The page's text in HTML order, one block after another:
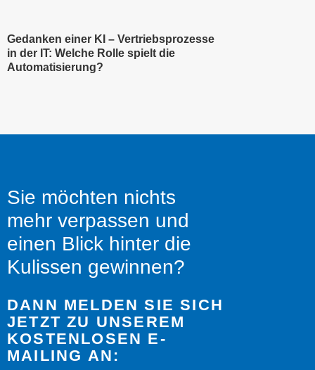
Gedanken einer KI – Vertriebsprozesse
in der IT: Welche Rolle spielt die
Automatisierung?
Sie möchten nichts
mehr verpassen und
einen Blick hinter die
Kulissen gewinnen?
DANN MELDEN SIE SICH
JETZT ZU UNSEREM
KOSTENLOSEN E-
MAILING AN: